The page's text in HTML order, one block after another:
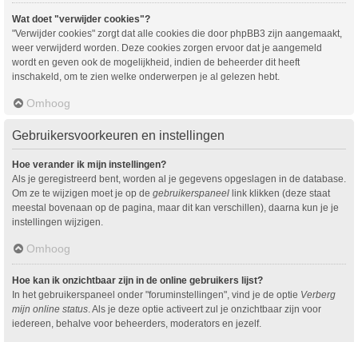
Wat doet "verwijder cookies"?
"Verwijder cookies" zorgt dat alle cookies die door phpBB3 zijn aangemaakt,
weer verwijderd worden. Deze cookies zorgen ervoor dat je aangemeld
wordt en geven ook de mogelijkheid, indien de beheerder dit heeft
inschakeld, om te zien welke onderwerpen je al gelezen hebt.
Omhoog
Gebruikersvoorkeuren en instellingen
Hoe verander ik mijn instellingen?
Als je geregistreerd bent, worden al je gegevens opgeslagen in de database.
Om ze te wijzigen moet je op de gebruikerspaneel link klikken (deze staat
meestal bovenaan op de pagina, maar dit kan verschillen), daarna kun je je
instellingen wijzigen.
Omhoog
Hoe kan ik onzichtbaar zijn in de online gebruikers lijst?
In het gebruikerspaneel onder "foruminstellingen", vind je de optie Verberg
mijn online status . Als je deze optie activeert zul je onzichtbaar zijn voor
iedereen, behalve voor beheerders, moderators en jezelf.